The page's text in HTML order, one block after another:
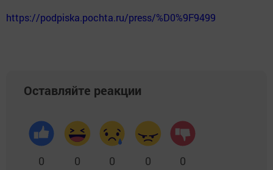
https://podpiska.pochta.ru/press/%D0%9F9499
Оставляйте реакции
0 0 0 0 0